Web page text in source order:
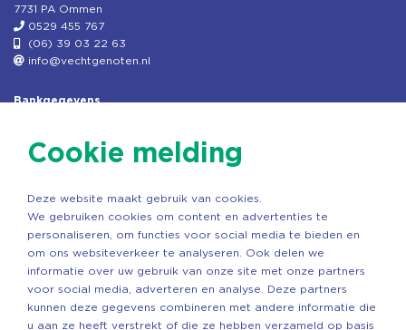
7731 PA Ommen
0529 455 767
(06) 39 03 22 63
info@vechtgenoten.nl
Bankgegevens
Rek.nr: NL85RABO0127579230
Copyright ©2026 Vechtgenoten
Cookie melding
Deze website maakt gebruik van cookies.
We gebruiken cookies om content en advertenties te
personaliseren, om functies voor social media te bieden en
om ons websiteverkeer te analyseren. Ook delen we
informatie over uw gebruik van onze site met onze partners
voor social media, adverteren en analyse. Deze partners
kunnen deze gegevens combineren met andere informatie die
u aan ze heeft verstrekt of die ze hebben verzameld op basis